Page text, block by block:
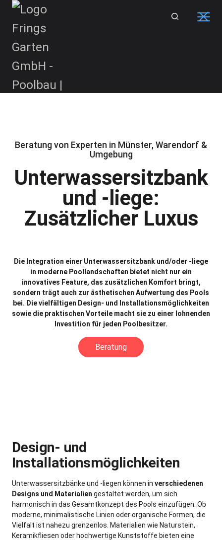
content
Unterwassersitzbank
und -liege:
Zusätzlicher Luxus
Beratung von Experten in Münster, Warendorf &
Umgebung
Die Integration einer Unterwassersitzbank und/oder -liege
in moderne Poollandschaften bietet nicht nur ein
innovatives Feature, das zusätzlichen Komfort bringt,
sondern trägt auch zur ästhetischen Aufwertung des Pools
bei. Die vielfältigen Design- und Installationsmöglichkeiten
sowie die praktischen Vorteile macht sie zu einer lohnenden
Investition für jeden Poolbesitzer.
Beratung
Design- und
Installationsmöglichkeiten
Unterwassersitzbänke und -liegen können in verschiedenen
Designs und Materialien gestaltet werden, um sich
harmonisch in das Gesamtkonzept des Pools einzufügen. Ob
moderne, minimalistische Linien oder organische Formen, die
Vielfalt ist nahezu grenzenlos. Materialien wie Naturstein,
Keramikfliesen oder hochwertige Kunststoffe bieten eine